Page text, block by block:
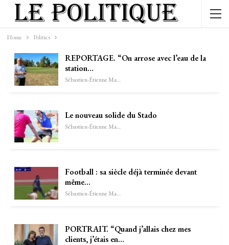
Home Politics
REPORTAGE. “On arrose avec l’eau de la
station…
Sébastien-Étienne Marechal
Le nouveau solide du Stado
Sébastien-Étienne Marechal
Football : sa siècle déjà terminée devant
même…
Sébastien-Étienne Marechal
PORTRAIT. “Quand j’allais chez mes
clients, j’étais en…